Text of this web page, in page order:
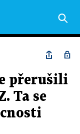
přerušili
Ta se